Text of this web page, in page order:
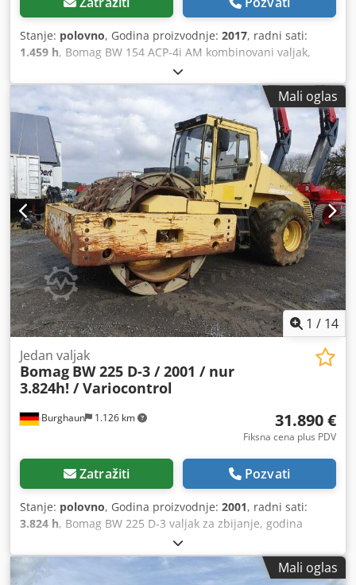
Stanje: polovno, Godina proizvodnje: 2017, radni sati:
1.459 h, Bomag BW 154 ACP-4i AM kombinovani valjak,
godina proizvodnje: 2017, radni sati: samo 1.459 sati,
motor: Kubota [55,4 kW/75 KS], Asphalt Manager 2, sekač
za asfalt sa desne strane, težina: 7.400 kg, glatka traka,
dobro stanje, spreman za neposrednu upotrebu. Na
zahtev, dostavićemo vam ponudu za lizing ili finansiranje;
gospodin Mihm (Tel. će vam rado pomoći. Dodatne
informacije možete pronaći na našoj veb stranici. Podložno
greškama i prethodnoj prodaji! Moguće izdavanje u zakup.
= Dodatne informacije = Dcsdpfxszq Tzmj Ai Uok Obratite
se Tobiasu Eबर्टu za više informacija.
Mali oglas
1 / 14
Burghaun 1.126 km
Jedan valjak
Bomag BW 225 D-3 / 2001 / nur
3.824h! / Variocontrol
31.890 €
Fiksna cena plus PDV
Zatražiti Pozvati
Stanje: polovno, Godina proizvodnje: 2001, radni sati:
3.824 h, Bomag BW 225 D-3 valjak za zbijanje, godina
proizvodnje: 2001, radni sati: samo 3.824h, motor: Deutz
[145kW/197KS], Variocontrol, težina: 24.700kg, štampač,
pneumatici: 40%, nemačka mašina, stanje u skladu saMali oglas